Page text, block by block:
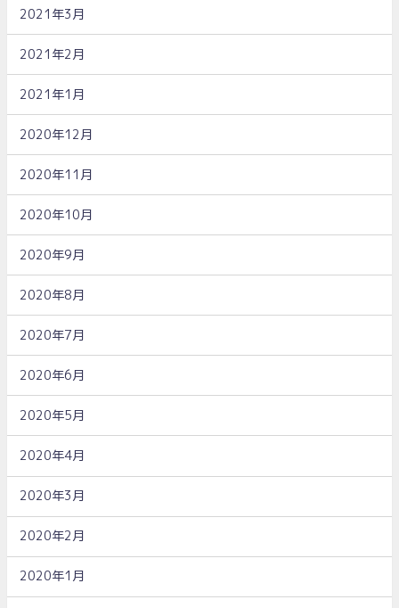
2021年3月
2021年2月
2021年1月
2020年12月
2020年11月
2020年10月
2020年9月
2020年8月
2020年7月
2020年6月
2020年5月
2020年4月
2020年3月
2020年2月
2020年1月